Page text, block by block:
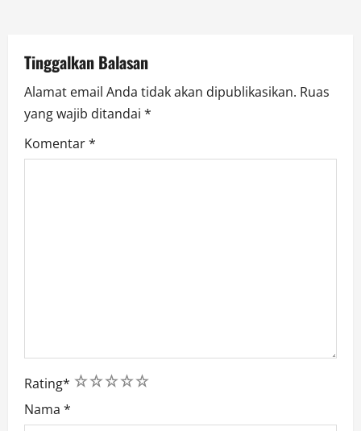
o
n
Tinggalkan Balasan
Alamat email Anda tidak akan dipublikasikan. Ruas
yang wajib ditandai *
Komentar*
Rating* 5
4
3
2
1
Nama *